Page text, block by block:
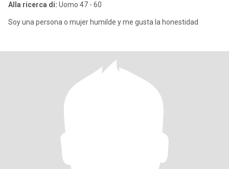
Alla ricerca di: Uomo 47 - 60
Soy una persona o mujer humilde y me gusta la honestidad